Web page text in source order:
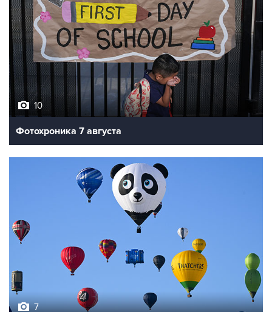
10
Фотохроника 7 августа
7